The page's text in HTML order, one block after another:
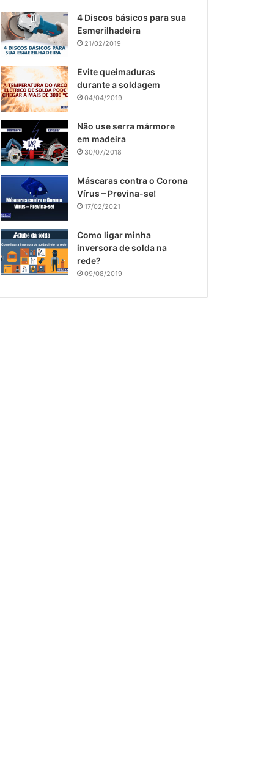
​4 Discos básicos para sua
Esmerilhadeira
21/02/2019
Evite queimaduras
durante a soldagem
04/04/2019
Não use serra mármore
em madeira
30/07/2018
​Máscaras contra o Corona
Vírus – Previna-se!
17/02/2021
Como ligar minha
inversora de solda na
rede?
09/08/2019